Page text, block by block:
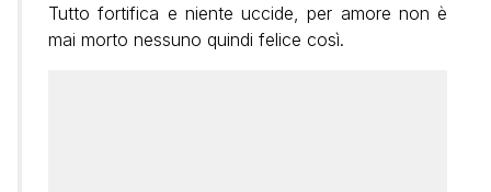
Tutto fortifica e niente uccide, per amore non è
mai morto nessuno quindi felice così.